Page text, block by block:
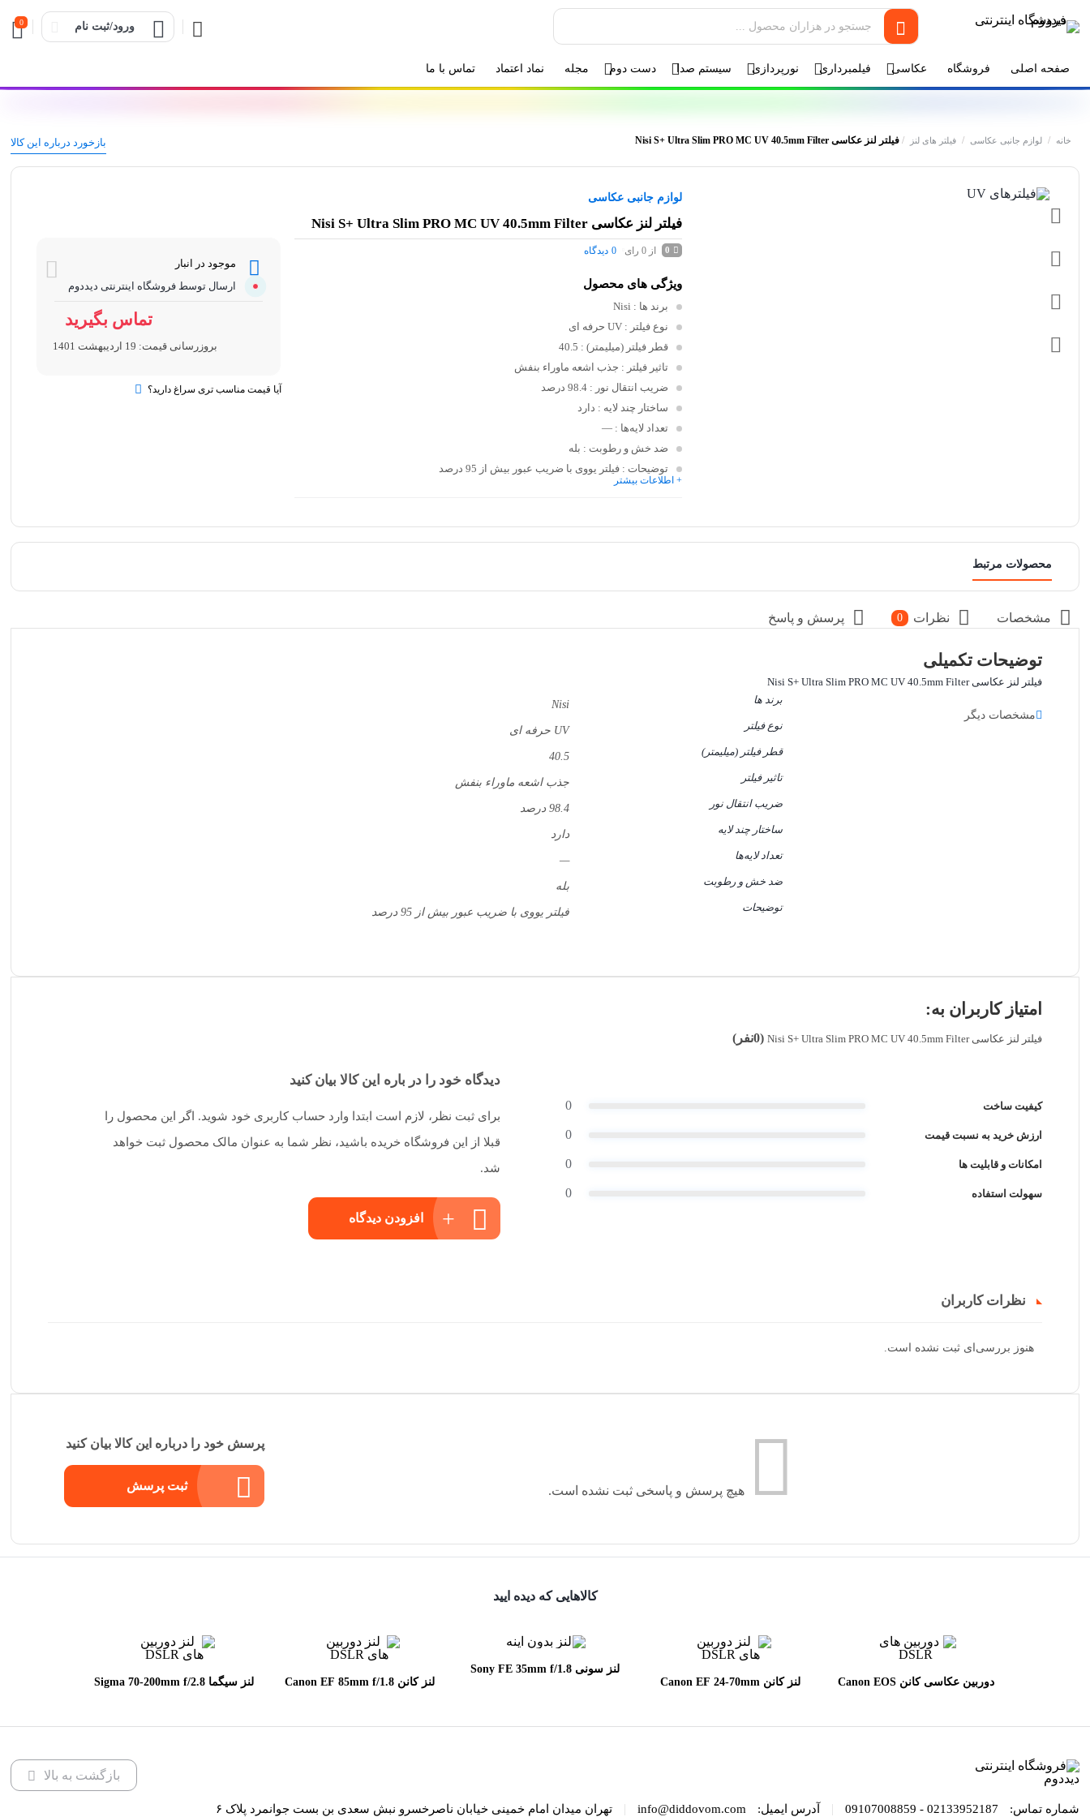
ورود/ثبت نام 0
صفحه اصلی فروشگاه عکاسی فیلمبرداری نورپردازی سیستم صدا دست دوم مجله نماد اعتماد تماس با ما
بازخورد درباره این کالا خانه / لوازم جانبی عکاسی / فیلتر های لنز /فیلتر لنز عکاسی Nisi S+ Ultra Slim PRO MC UV 40.5mm Filter
لوازم جانبی عکاسی
فیلتر لنز عکاسی Nisi S+ Ultra Slim PRO MC UV 40.5mm Filter
0 از 0 رای 0 دیدگاه
ویژگی های محصول
برند ها : Nisi
نوع فیلتر : UV حرفه ای
قطر فیلتر (میلیمتر) : 40.5
تاثیر فیلتر : جذب اشعه ماوراء بنفش
ضریب انتقال نور : 98.4 درصد
ساختار چند لایه : دارد
تعداد لایه‌ها : —
ضد خش و رطوبت : بله
توضیحات : فیلتر یووی با ضریب عبور بیش از 95 درصد
+ اطلاعات بیشتر
موجود در انبار
ارسال توسط فروشگاه اینترنتی دیددوم
تماس بگیرید
بروزرسانی قیمت: 19 اردیبهشت 1401
آیا قیمت مناسب تری سراغ دارید؟
محصولات مرتبط
مشخصات نظرات 0 پرسش و پاسخ
توضیحات تکمیلی
فیلتر لنز عکاسی Nisi S+ Ultra Slim PRO MC UV 40.5mm Filter
مشخصات دیگر
برند ها
Nisi
نوع فیلتر
UV حرفه ای
قطر فیلتر (میلیمتر)
40.5
تاثیر فیلتر
جذب اشعه ماوراء بنفش
ضریب انتقال نور
98.4 درصد
ساختار چند لایه
دارد
تعداد لایه‌ها
—
ضد خش و رطوبت
بله
توضیحات
فیلتر یووی با ضریب عبور بیش از 95 درصد
امتیاز کاربران به:
فیلتر لنز عکاسی Nisi S+ Ultra Slim PRO MC UV 40.5mm Filter (0نفر)
کیفیت ساخت 0
ارزش خرید به نسبت قیمت 0
امکانات و قابلیت ها 0
سهولت استفاده 0
دیدگاه خود را در باره این کالا بیان کنید
برای ثبت نظر، لازم است ابتدا وارد حساب کاربری خود شوید. اگر این محصول را
قبلا از این فروشگاه خریده باشید، نظر شما به عنوان مالک محصول ثبت خواهد
شد.
افزودن دیدگاه
نظرات کاربران
هنوز بررسی‌ای ثبت نشده است.
هیچ پرسش و پاسخی ثبت نشده است.
پرسش خود را درباره این کالا بیان کنید
ثبت پرسش
کالاهایی که دیده ایید
دوربین عکاسی کانن Canon EOS لنز کانن Canon EF 24-70mm
لنز سونی Sony FE 35mm f/1.8
لنز کانن Canon EF 85mm f/1.8
لنز سیگما Sigma 70-200mm f/2.8
بازگشت به بالا
شماره تماس: 02133952187 - 09107008859
| آدرس ایمیل: info@diddovom.com
| تهران میدان امام خمینی خیابان ناصرخسرو نبش سعدی بن بست جوانمرد پلاک ۶